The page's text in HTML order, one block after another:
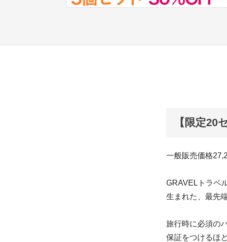
【限定20
一般販売価格
GRAVELトラベ
生まれた、最先
旅行時に必須の
保証をつけるほ